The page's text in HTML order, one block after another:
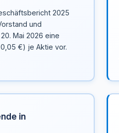
2025
und
Mai 2026 eine
€) je Aktie vor.
in